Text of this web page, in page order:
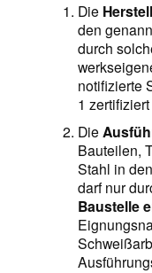
Die
den
durch
notifizierte
1
Die
Bauteilen,
Stahl in
darf nur
Baustelle